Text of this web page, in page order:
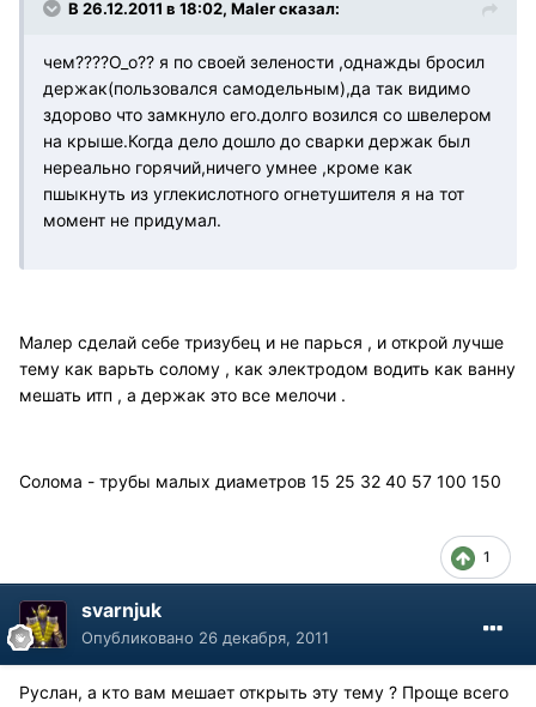
В 26.12.2011 в 18:02, Maler сказал:
чем????О_о?? я по своей зелености ,однажды бросил
держак(пользовался самодельным),да так видимо
здорово что замкнуло его.долго возился со швелером
на крыше.Когда дело дошло до сварки держак был
нереально горячий,ничего умнее ,кроме как
пшыкнуть из углекислотного огнетушителя я на тот
момент не придумал.
Малер сделай себе тризубец и не парься , и открой лучше
тему как варьть солому , как электродом водить как ванну
мешать итп , а держак это все мелочи .
Солома - трубы малых диаметров 15 25 32 40 57 100 150
1
svarnjuk
Опубликовано 26 декабря, 2011
Руслан, а кто вам мешает открыть эту тему ? Проще всего